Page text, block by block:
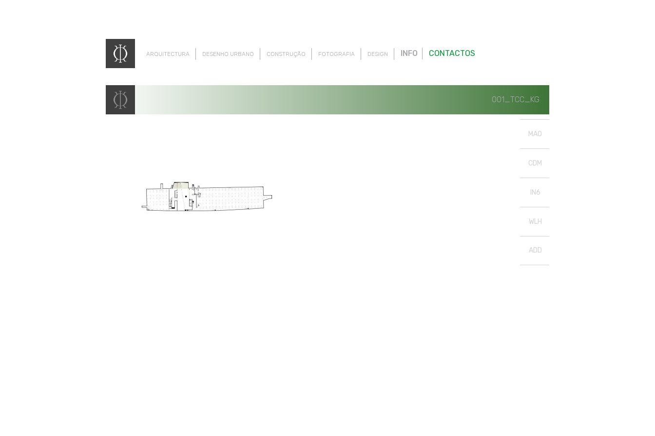
ARQUITECTURA DESENHO URBANO CONSTRUÇÃO FOTOGRAFIA DESIGN INFO CONTACTOS
001_TCC_KG
MAO
CDM
IN6
WLH
ADD